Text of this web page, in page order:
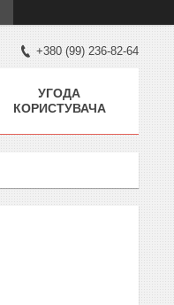
+380 (99) 236-82-64
УГОДА
КОРИСТУВАЧА